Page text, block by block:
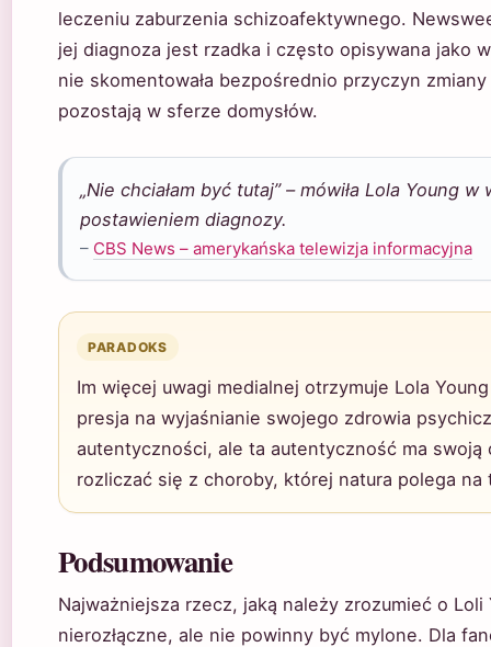
leczeniu zaburzenia schizoafektywnego.
jej diagnoza jest rzadka i często opisywana jako
nie skomentowała bezpośrednio przyczyn
pozostają w sferze domysłów.
„Nie chciałam być tutaj” – mówiła Lola Young
postawieniem diagnozy.
– CBS News – amerykańska telewizja informacyjna
PARADOKS
Im więcej uwagi medialnej otrzymuje Lola
presja na wyjaśnianie swojego zdrowia
autentyczności, ale ta autentyczność ma
rozliczać się z choroby, której natura polega
Podsumowanie
Najważniejsza rzecz, jaką należy zrozumieć o
nierozłączne, ale nie powinny być mylone. Dla